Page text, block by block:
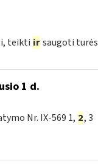
teikti ir saugoti turės
1 d.
Nr. IX-569 1, 2, 3